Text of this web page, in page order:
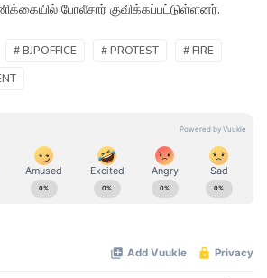
போலீசார் குவிக்கப்பட்டுள்ளனர்.
# BJPOFFICE # PROTEST
# FIRE